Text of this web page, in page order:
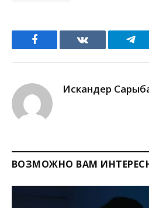
Facebook VKontakte
Искандер
ВОЗМОЖНО ВАМ